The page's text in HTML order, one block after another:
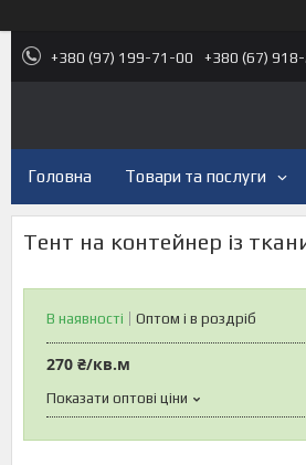
+380 (97) 199-71-00 +380 (67)
Головна Товари та послуги
Тент на контейнер із
В наявності Оптом і в роздріб
270 ₴/кв.м
Показати оптові ціни